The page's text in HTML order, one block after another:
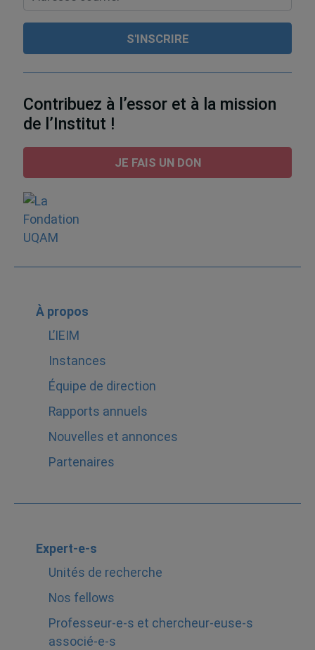
Contribuez à l’essor et à la mission
de l’Institut !
JE FAIS UN DON
À propos
L’IEIM
Instances
Équipe de direction
Rapports annuels
Nouvelles et annonces
Partenaires
Expert-e-s
Unités de recherche
Nos fellows
Professeur-e-s et chercheur-euse-s
associé-e-s